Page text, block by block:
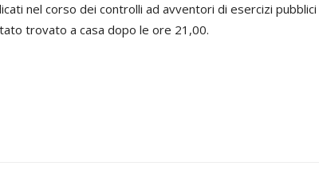
nel corso dei controlli ad avventori di esercizi
trovato a casa dopo le ore 21,00.